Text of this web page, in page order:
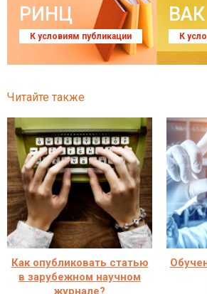
РИНЦ
К условиям публикации
ВАК
К
Читайте также
Как опубликовать статью
в зарубежном научном
журнале?